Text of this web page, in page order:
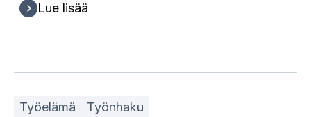
Lue lisää
Työelämä Työnhaku